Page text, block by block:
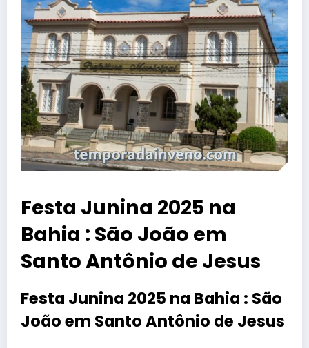
Festa Junina 2025 na
Bahia : São João em
Santo Antônio de Jesus
Festa Junina 2025 na Bahia : São
João em Santo Antônio de Jesus